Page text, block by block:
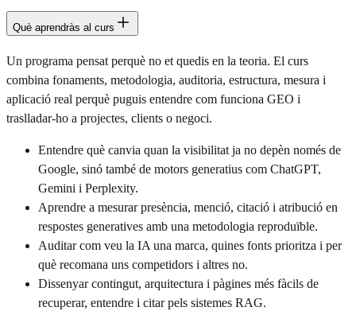
Què aprendràs al curs
Un programa pensat perquè no et quedis en la teoria. El curs
combina fonaments, metodologia, auditoria, estructura, mesura i
aplicació real perquè puguis entendre com funciona GEO i
traslladar-ho a projectes, clients o negoci.
Entendre què canvia quan la visibilitat ja no depèn només de
Google, sinó també de motors generatius com ChatGPT,
Gemini i Perplexity.
Aprendre a mesurar presència, menció, citació i atribució en
respostes generatives amb una metodologia reproduïble.
Auditar com veu la IA una marca, quines fonts prioritza i per
què recomana uns competidors i altres no.
Dissenyar contingut, arquitectura i pàgines més fàcils de
recuperar, entendre i citar pels sistemes RAG.